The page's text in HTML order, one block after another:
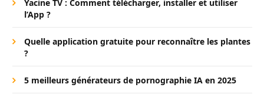
Yacine TV : Comment télécharger, installer et utiliser
l’App ?
Quelle application gratuite pour reconnaître les plantes
?
5 meilleurs générateurs de pornographie IA en 2025